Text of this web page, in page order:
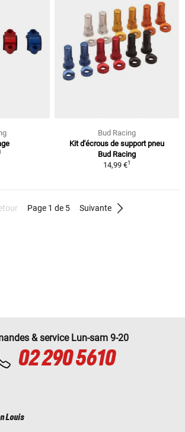
Bud Racing
Kit d'écrous de support pneu
Bud Racing
14,99 €1
Page 1 de 5 Suivante
& service Lun-sam 9-20
02 290 5610
Louis